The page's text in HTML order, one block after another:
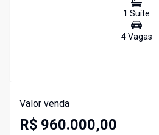
1 Suíte
4Vagas
Valor venda
R$ 960.000,00